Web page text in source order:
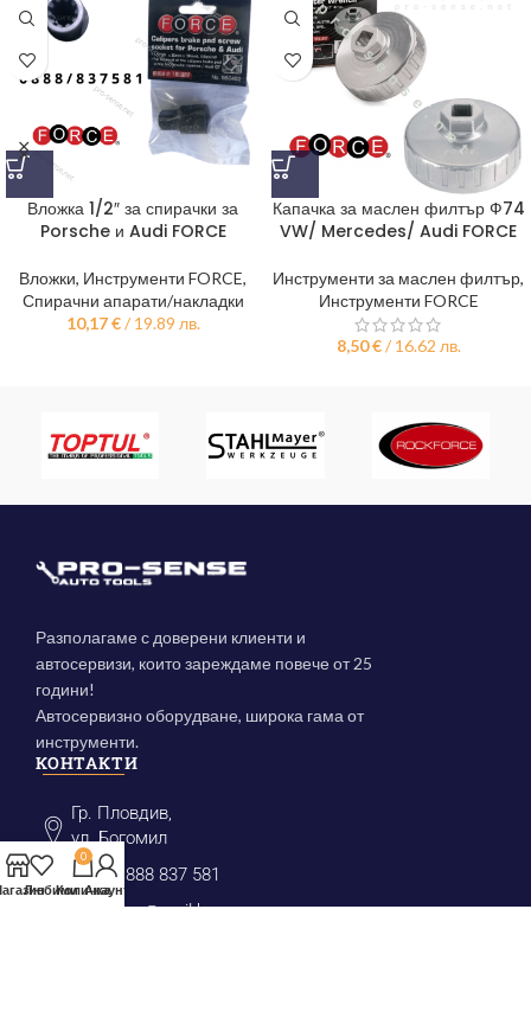
Вложка 1/2″ за спирачки за
Porsche и Audi FORCE
Вложки, Инструменти FORCE,
Спирачни апарати/накладки
10,17€ / 19.89 лв.
Капачка за маслен филтър Ф74
VW/ Mercedes/ Audi FORCE
Инструменти за маслен филтър,
Инструменти FORCE
8,50€ / 16.62 лв.
Разполагаме с доверени клиенти и
автосервизи, които зареждаме повече от 25
години!
Автосервизно оборудване, широка гама от
инструменти.
КОНТАКТИ
Гр. Пловдив,
ул. Богомил
(+359) 888 837 581
prosense@mail.bg
Любими
0
Количка
Акаунт